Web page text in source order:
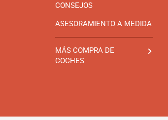
CONSEJOS
ASESORAMIENTO A MEDIDA
MÁS COMPRA DE
COCHES